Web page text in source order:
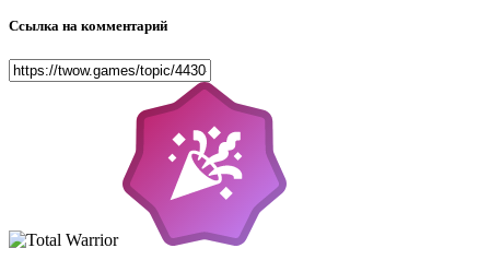
Ссылка на комментарий